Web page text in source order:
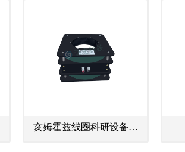
亥姆霍兹线圈科研设备定